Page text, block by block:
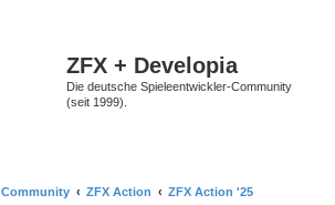
ZFX + Developia
Die deutsche Spieleentwickler-Community
(seit 1999).
Community ZFX Action ZFX Action '25